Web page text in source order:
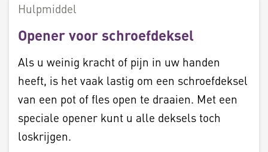
Hulpmiddel
Opener voor schroefdeksel
Als u weinig kracht of pijn in uw handen
heeft, is het vaak lastig om een schroefdeksel
van een pot of fles open te draaien. Met een
speciale opener kunt u alle deksels toch
loskrijgen.